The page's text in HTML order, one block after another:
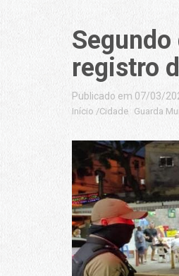
registro
Publicado em 07/03/
Início /Cidade Guarda